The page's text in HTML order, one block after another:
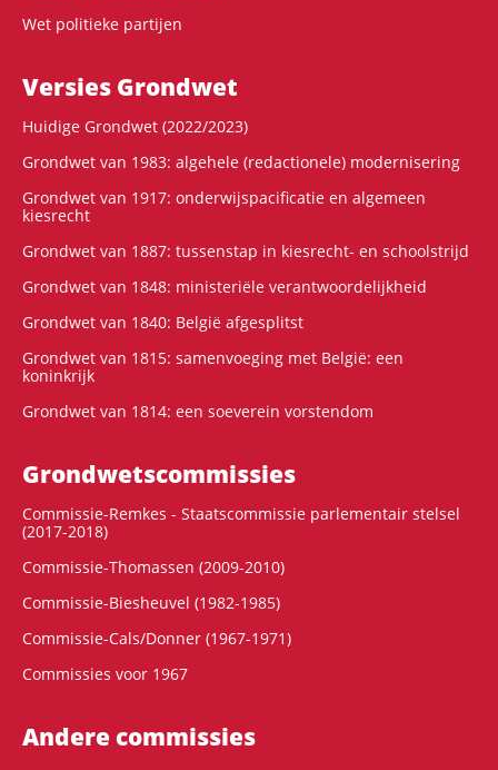
Wet politieke partijen
Versies Grondwet
Huidige Grondwet (2022/2023)
Grondwet van 1983: algehele (redactionele) modernisering
Grondwet van 1917: onderwijspacificatie en algemeen
kiesrecht
Grondwet van 1887: tussenstap in kiesrecht- en schoolstrijd
Grondwet van 1848: ministeriële verantwoordelijkheid
Grondwet van 1840: België afgesplitst
Grondwet van 1815: samenvoeging met België: een
koninkrijk
Grondwet van 1814: een soeverein vorstendom
Grondwets­commissies
Commissie-Remkes - Staatscommissie parlementair stelsel
(2017-2018)
Commissie-Thomassen (2009-2010)
Commissie-Biesheuvel (1982-1985)
Commissie-Cals/Donner (1967-1971)
Commissies voor 1967
Andere commissies